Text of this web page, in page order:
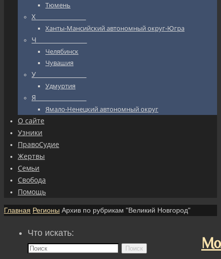
Тюмень
Х_________________
Ханты-Мансийский автономный округ-Югра
Ч_________________
Челябинск
Чувашия
У_________________
Удмуртия
Я_________________
Ямало-Ненецкий автономный округ
О сайте
Узники
ПравоСудие
Жертвы
Семьи
Свобода
Помощь
Главная Регионы Архив по рубрикам "Великий Новгород"
Что искать:
Поиск